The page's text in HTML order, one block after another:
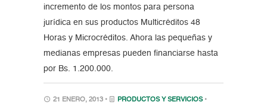
incremento de los montos para persona
jurídica en sus productos Multicréditos 48
Horas y Microcréditos. Ahora las pequeñas y
medianas empresas pueden financiarse hasta
por Bs. 1.200.000.
21 ENERO, 2013 • PRODUCTOS Y SERVICIOS •